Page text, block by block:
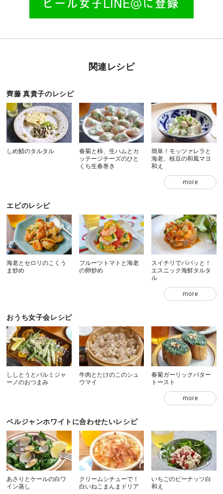
関連レシピ
齊藤 真貴子のレシピ
しめ鯖のタルタル
春菊と柿、生ハムとカ
ッテージチーズのひと
くち生春巻き
簡単！モッツァレラと
海老、枝豆の和風マヨ
和え
more
エビのレシピ
海老とセロリのこくう
ま炒め
フルーツトマトと海老
の卵炒め
スイチリでパパッと！
エスニック海鮮タルタ
ル
more
おうち女子会レシピ
ししとうとパルミジャ
ーノのおつまみ
牛肉とたけのこのシュ
ウマイ
春菊ガーリックバター
トースト
more
ベルジャンホワイトに合わせたいレシピ
あさりとケールの白ワ
イン蒸し
クリームシチューで！
白いねこまんまドリア
いちごのピーナッツ白
和え